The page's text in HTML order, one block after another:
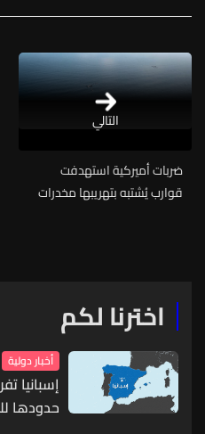
التالي
ضربات أميركية استهدفت
قوارب يُشتبه بتهريبها مخدرات
اخترنا لكم
أخبار دولية
إسبانيا
حدودها